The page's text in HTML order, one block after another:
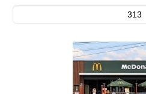
313